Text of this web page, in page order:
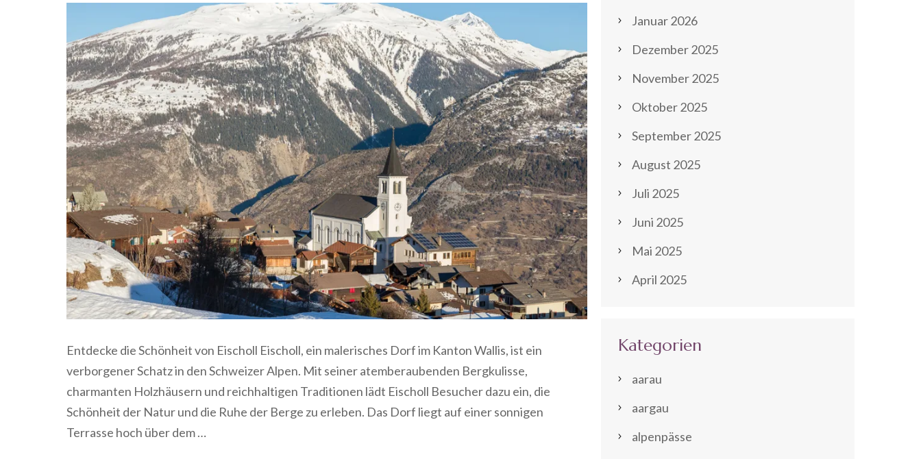
Entdecke die Schönheit von Eischoll Eischoll, ein malerisches Dorf im Kanton Wallis, ist ein
verborgener Schatz in den Schweizer Alpen. Mit seiner atemberaubenden Bergkulisse,
charmanten Holzhäusern und reichhaltigen Traditionen lädt Eischoll Besucher dazu ein, die
Schönheit der Natur und die Ruhe der Berge zu erleben. Das Dorf liegt auf einer sonnigen
Terrasse hoch über dem …
Januar 2026
Dezember 2025
November 2025
Oktober 2025
September 2025
August 2025
Juli 2025
Juni 2025
Mai 2025
April 2025
Kategorien
aarau
aargau
alpenpässe